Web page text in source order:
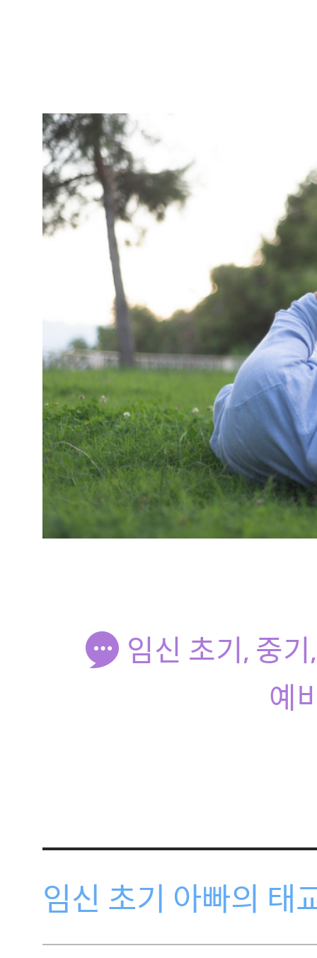
임신 초기, 중
예
임신 초기 아빠의 태